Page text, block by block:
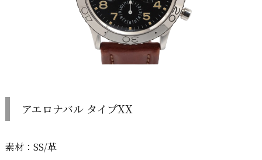
アエロナバル タイプXX
素材：SS/革